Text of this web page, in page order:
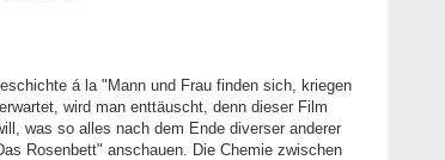
á la "Mann und Frau finden sich, kriegen
wird man enttäuscht, denn dieser Film
was so alles nach dem Ende diverser anderer
Rosenbett" anschauen. Die Chemie zwischen